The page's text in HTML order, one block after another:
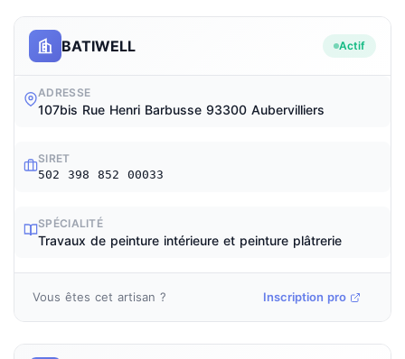
BATIWELL Actif
ADRESSE
107bis Rue Henri Barbusse 93300 Aubervilliers
SIRET
502 398 852 00033
SPÉCIALITÉ
Travaux de peinture intérieure et peinture plâtrerie
Vous êtes cet artisan ? Inscription pro